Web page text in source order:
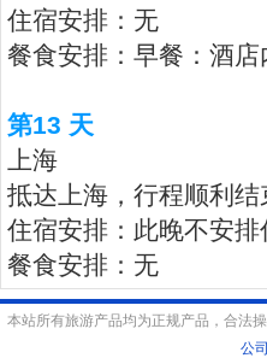
住宿安排：无
餐食安排：早餐：酒
第13 天
上海
抵达上海，行程顺利结
住宿安排：此晚不安排
餐食安排：无
本站所有旅游产品均为正规产品，合法
公